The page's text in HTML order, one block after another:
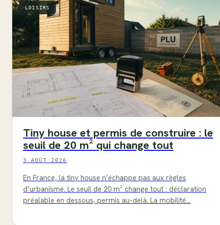
LOISIRS
Tiny house et permis de construire : le
seuil de 20 m² qui change tout
3 AOÛT 2026
En France, la tiny house n’échappe pas aux règles
d’urbanisme. Le seuil de 20 m² change tout : déclaration
préalable en dessous, permis au-delà. La mobilité…